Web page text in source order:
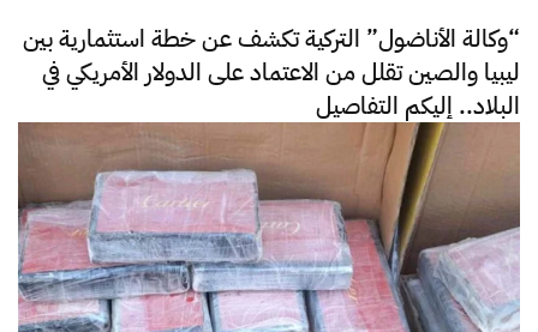
“وكالة الأناضول” التركية تكشف عن خطة استثمارية بين
ليبيا والصين تقلل من الاعتماد على الدولار الأمريكي في
البلاد.. إليكم التفاصيل